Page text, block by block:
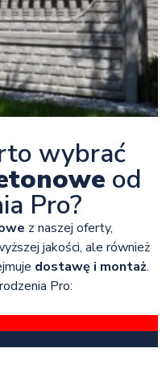
wybrać
od
Pro?
z naszej oferty,
jakości, ale również
dostawę i montaż.
Pro: